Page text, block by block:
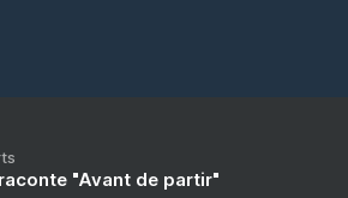
"Avant de partir"